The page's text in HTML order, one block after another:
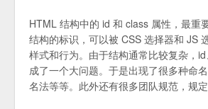
HTML 结构中的 id 和 class 属性，最重
结构的标识，可以被 CSS 选择器和 JS
样式和行为。由于结构通常比较复杂，
成了一个大问题。于是出现了很多种命
名法等等。此外还有很多团队规范，规定